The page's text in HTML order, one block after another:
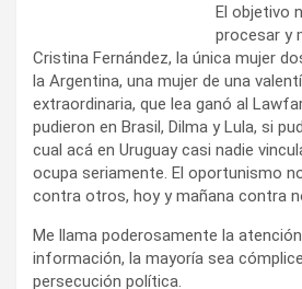
El objetivo
procesar y
Cristina Fernández, la única mujer
la Argentina, una mujer de una
extraordinaria, que lea ganó al
pudieron en Brasil, Dilma y Lula, si
cual acá en Uruguay casi nadie
ocupa seriamente. El oportunismo
contra otros, hoy y mañana contra
Me llama poderosamente la
información, la mayoría sea
persecución política.